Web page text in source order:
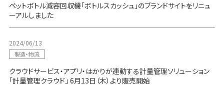
ペットボトル減容回収機「ボトルスカッシュ」のブランドサイトをリニュ
ーアルしました
2024/06/13
製造・物流
クラウドサービス・アプリ・はかりが連動する計量管理ソリューション
「計量管理クラウド」 6月13日（木）より販売開始